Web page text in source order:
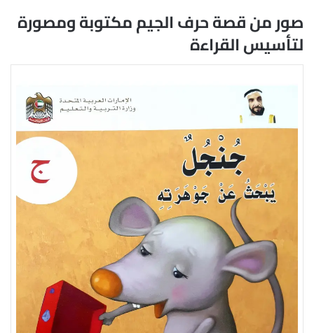
صور من قصة حرف الجيم مكتوبة ومصورة
لتأسيس القراءة